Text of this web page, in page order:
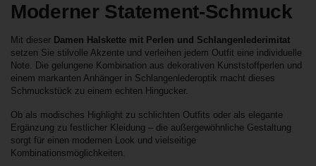
Moderner Statement-Schmuck
Mit dieser Damen Halskette mit Perlen und Schlangenlederimitat
setzen Sie stilvolle Akzente und verleihen jedem Outfit eine individuelle
Note. Die gelungene Kombination aus dekorativen Kunststoffperlen und
einem markanten Anhänger in Schlangenlederoptik macht dieses
Schmuckstück zu einem echten Hingucker.
Ob als modisches Highlight zu schlichten Outfits oder als elegante
Ergänzung zu festlicher Kleidung – die außergewöhnliche Gestaltung
sorgt für einen modernen Look und vielseitige
Kombinationsmöglichkeiten.